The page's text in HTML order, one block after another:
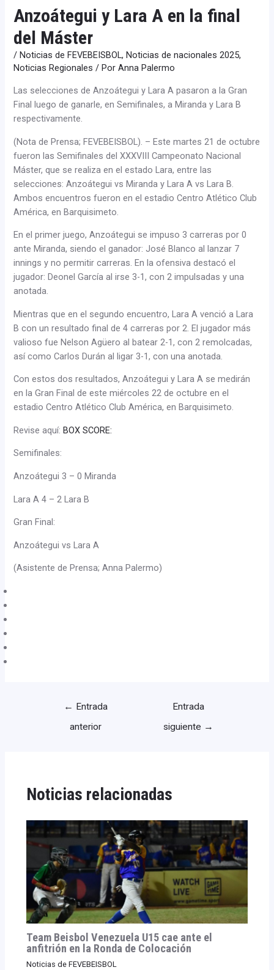
Anzoátegui y Lara A en la final
del Máster
/ Noticias de FEVEBEISBOL, Noticias de nacionales 2025,
Noticias Regionales / PorAnna Palermo
Las selecciones de Anzoátegui y Lara A pasaron a la Gran
Final luego de ganarle, en Semifinales, a Miranda y Lara B
respectivamente.
(Nota de Prensa; FEVEBEISBOL). – Este martes 21 de octubre
fueron las Semifinales del XXXVIII Campeonato Nacional
Máster, que se realiza en el estado Lara, entre las
selecciones: Anzoátegui vs Miranda y Lara A vs Lara B.
Ambos encuentros fueron en el estadio Centro Atlético Club
América, en Barquisimeto.
En el primer juego, Anzoátegui se impuso 3 carreras por 0
ante Miranda, siendo el ganador: José Blanco al lanzar 7
innings y no permitir carreras. En la ofensiva destacó el
jugador: Deonel García al irse 3-1, con 2 impulsadas y una
anotada.
Mientras que en el segundo encuentro, Lara A venció a Lara
B con un resultado final de 4 carreras por 2. El jugador más
valioso fue Nelson Agüero al batear 2-1, con 2 remolcadas,
así como Carlos Durán al ligar 3-1, con una anotada.
Con estos dos resultados, Anzoátegui y Lara A se medirán
en la Gran Final de este miércoles 22 de octubre en el
estadio Centro Atlético Club América, en Barquisimeto.
Revise aquí:BOX SCORE:
Semifinales:
Anzoátegui 3 – 0 Miranda
Lara A 4 – 2 Lara B
Gran Final:
Anzoátegui vs Lara A
(Asistente de Prensa; Anna Palermo)
← Entrada
anterior
Entrada
siguiente →
Noticias relacionadas
Team Beisbol Venezuela U15 cae ante el
anfitrión en la Ronda de Colocación
Noticias de FEVEBEISBOL